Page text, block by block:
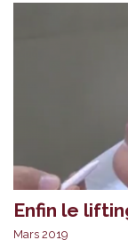
Enfin le
Mars 2019